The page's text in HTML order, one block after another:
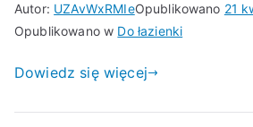
Autor: UZAvWxRMIeOpublikowano 21
Opublikowano w Do łazienki
Dowiedz się więcej